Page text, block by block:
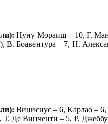
Нуну Мораиш – 10, Г.
), В. Боавентура – 7, Н.
Винисиус – 6, Карлао – 6,
Т. Де Винченти – 5, Р.